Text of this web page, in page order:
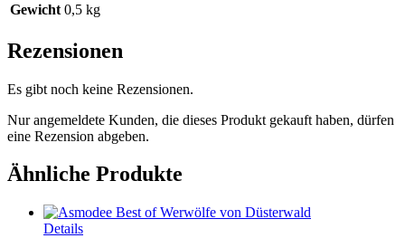
Gewicht 0,5 kg
Rezensionen
Es gibt noch keine Rezensionen.
Nur angemeldete Kunden, die dieses Produkt gekauft haben, dürfen
eine Rezension abgeben.
Ähnliche Produkte
Details